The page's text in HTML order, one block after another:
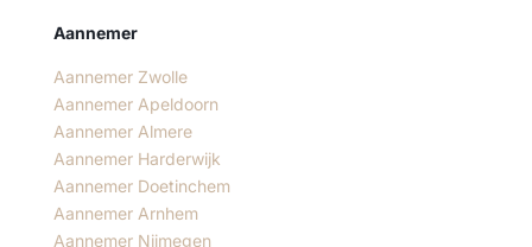
Aannemer
Aannemer Zwolle
Aannemer Apeldoorn
Aannemer Almere
Aannemer Harderwijk
Aannemer Doetinchem
Aannemer Arnhem
Aannemer Nijmegen